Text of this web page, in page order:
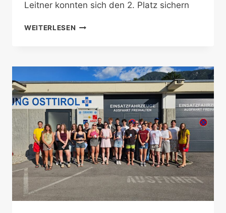
Leitner konnten sich den 2. Platz sichern
WEITERLESEN ÜBERWACHUNG
AINET